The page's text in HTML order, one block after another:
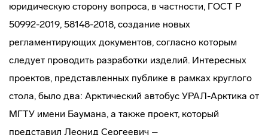
юридическую сторону вопроса, в частности, ГОСТ Р
50992-2019, 58148-2018, создание новых
регламентирующих документов, согласно которым
следует проводить разработки изделий. Интересных
проектов, представленных публике в рамках круглого
стола, было два: Арктический автобус УРАЛ-Арктика от
МГТУ имени Баумана, а также проект, который
представил Леонид Сергеевич –